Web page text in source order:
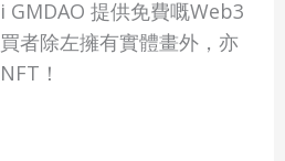
GMDAO 提供免費嘅Web3
者除左擁有實體畫外，亦
！